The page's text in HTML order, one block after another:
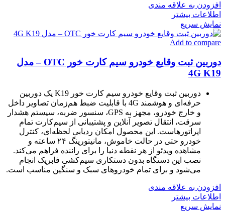
افزودن به علاقه مندی
اطلاعات بیشتر
نمایش سریع
Add to compare
دوربین ثبت وقایع خودرو سیم کارت خور OTC – مدل
4G K19
دوربین ثبت وقایع خودرو سیم کارت خور K19 یک دوربین
حرفه‌ای و هوشمند 4G با قابلیت ضبط هم‌زمان تصاویر داخل
و خارج خودرو، مجهز به GPS، سنسور ضربه، سیستم هشدار
سرقت، انتقال تصویر آنلاین و پشتیبانی از سیم‌کارت تمام
اپراتورهاست. این محصول امکان ردیابی لحظه‌ای، کنترل
خودرو حتی در حالت خاموش، مانیتورینگ ۲۴ ساعته و
مشاهده ویدئو از هر نقطه دنیا را برای راننده فراهم می‌کند.
نصب این دستگاه بدون دستکاری سیم‌کشی فابریک انجام
می‌شود و برای تمام خودروهای سبک و سنگین مناسب است.
افزودن به علاقه مندی
اطلاعات بیشتر
نمایش سریع